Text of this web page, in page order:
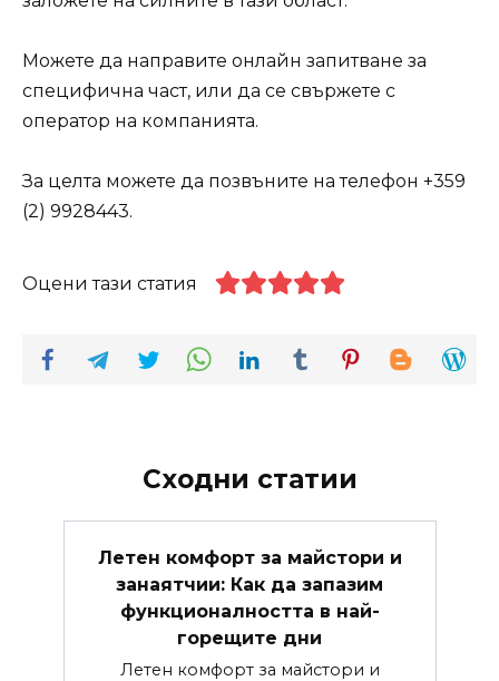
Можете да направите онлайн запитване за
специфична част, или да се свържете с
оператор на компанията.
За целта можете да позвъните на телефон +359
(2) 9928443.
Оцени тази статия
Сходни статии
Летен комфорт за майстори и
занаятчии: Как да запазим
функционалността в най-
горещите дни
Летен комфорт за майстори и